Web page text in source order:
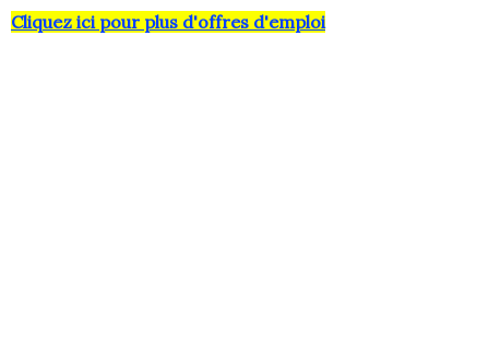
Cliquez ici pour plus d'offres d'emploi